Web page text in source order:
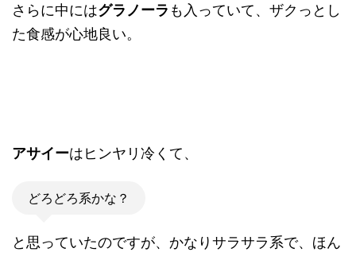
さらに中にはグラノーラ も入っていて、ザクっとし
た食感が心地良い。
アサイーはヒンヤリ冷くて、
どろどろ系かな？
と思っていたのですが、かなりサラサラ系で、ほん